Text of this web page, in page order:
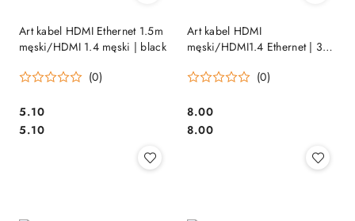
Art kabel HDMI Ethernet 1.5m
męski/HDMI 1.4 męski | black
(0)
Cena:
5.10
Cena:
5.10
Art kabel HDMI
męski/HDMI1.4 Ethernet | 3m
(0)
Cena:
8.00
Cena:
8.00